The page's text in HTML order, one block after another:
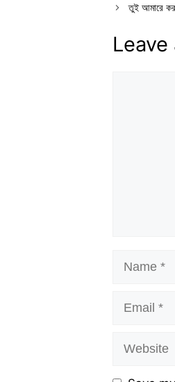
তুই আমারে
Name
Email
Website